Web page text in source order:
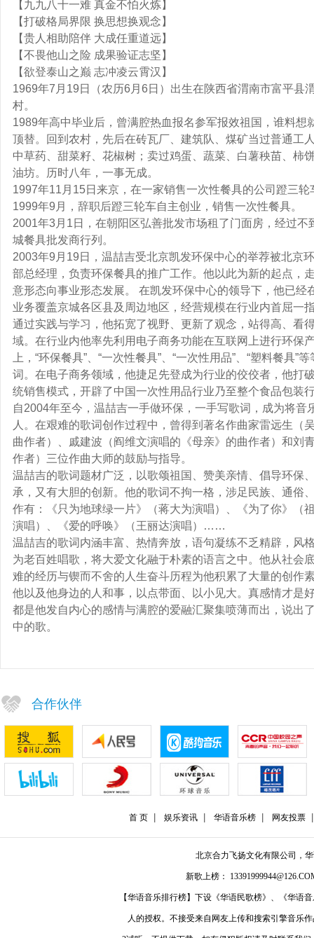
【九九八十一难 真金不怕火炼】
【打破格局界限 换思想换观念】
【贵人相助陪伴 大成任重道远】
【不畏他山之险 成果验证志坚】
【欲登泰山之巅 志冲凌云霄汉】
1969年7月19日（农历6月6日）出生在陕西省渭南市富平县
村。
1989年高中毕业后，曾满腔热血报名参军报效祖国，谁料想
顶替。回到农村，先后在砖瓦厂、建筑队、煤矿当过普通工
中草药、甜菜籽、花椒树；卖过鸡蛋、蔬菜、白薯秧苗、柿
油坊。历时八年，一事无成。
1997年11月15日来京，在一家销售一次性餐具的公司蹬三轮
1999年9月，辞职后蹬三轮车自主创业，销售一次性餐具。
2001年3月1日，在朝阳区弘善批发市场租了门面房，经过
城餐具批发商行列。
2003年9月19日，温喆吉受北京凯发环保中心的举荐被北京
部总经理，负责环保餐具的推广工作。他以此为新的起点，
意形态向事业形态发展。 在凯发环保中心的领导下，他已经
业务覆盖京城各区县及周边地区，经营规模在行业内首屈一
通过实践与学习，他拓宽了视野、更新了观念，站得高、看
域。在行业内他率先利用电子商务功能在互联网上进行环保
上，“环保餐具”、“一次性餐具”、“一次性用品”、“塑料餐具”
词。在电子商务领域，他捷足先登成为行业的佼佼者，他打
统销售模式，开辟了中国一次性用品行业乃至整个食品包装
自2004年至今，温喆吉一手做环保，一手写歌词，成为将音
人。在艰难的歌词创作过程中，曾得到著名作曲家雷远生（
曲作者）、戚建波（阎维文演唱的《母亲》的曲作者）和刘
作者）三位作曲大师的鼓励与指导。
温喆吉的歌词题材广泛，以歌颂祖国、赞美亲情、倡导环保
承，又有大胆的创新。他的歌词不拘一格，涉足民族、通俗
作有：《只为地球绿一片》（蒋大为演唱）、《为了你》（
演唱）、《爱的呼唤》（王丽达演唱）……
温喆吉的歌词内涵丰富、热情奔放，语句凝练不乏精辟，风
为老百姓唱歌，将大爱文化融于朴素的语言之中。他从社会
难的经历与锲而不舍的人生奋斗历程为他积累了大量的创作
他以及他身边的人和事，以点带面、以小见大。真感情才是
都是他发自内心的感情与满腔的爱融汇聚集喷薄而出，说出
中的歌。
合作伙伴
首 页 娱乐资讯 华语音乐榜 网友投票
北京合力飞扬文化有限公司，
新歌上榜：
【华语音乐排行榜】下设《华语民歌榜》、《华语
人的授权。不接受来自网友上传和搜索引擎音乐